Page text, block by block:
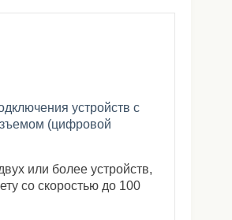
устройств с
(цифровой
или более устройств,
со скоростью до 100